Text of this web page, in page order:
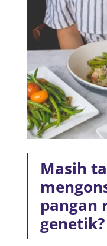
Masih
pangan
genetik?